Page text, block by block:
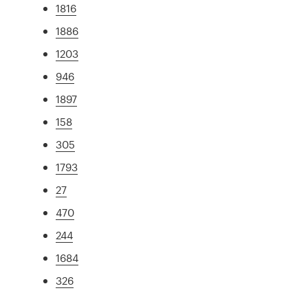
1816
1886
1203
946
1897
158
305
1793
27
470
244
1684
326